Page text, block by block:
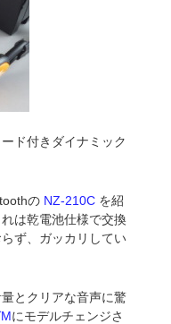
ド付きダイナミック
の NZ-210C を紹
は乾電池仕様で交換
ず、ガッカリしてい
とクリアな音声に驚
にモデルチェンジさ